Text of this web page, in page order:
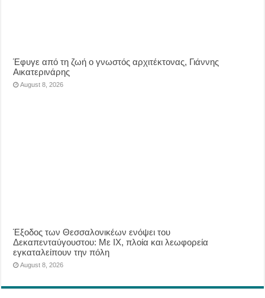
Έφυγε από τη ζωή ο γνωστός αρχιτέκτονας, Γιάννης
Αικατερινάρης
August 8, 2026
Έξοδος των Θεσσαλονικέων ενόψει του
Δεκαπενταύγουστου: Με ΙΧ, πλοία και λεωφορεία
εγκαταλείπουν την πόλη
August 8, 2026